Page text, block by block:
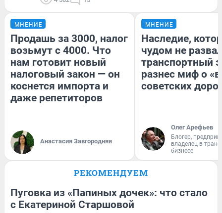
МНЕНИЕ
Продашь за 3000, налог
возьмут с 4000. Что
нам готовит новый
налоговый закон — он
коснется импорта и
даже репетиторов
Анастасия Завгородняя
МНЕНИЕ
Наследие,
чудом не
транспортный
разнес миф о
советских
Олег Арефьев
Блогер,
владелец в
бизнесе
РЕКОМЕНДУЕМ
Пуговка из «Папиных дочек»: что стало
с Екатериной Старшовой